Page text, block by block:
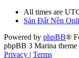
All times are
Sàn Đất Nền
Powered by phpBB®
phpBB 3 Marina theme
Privacy | Terms